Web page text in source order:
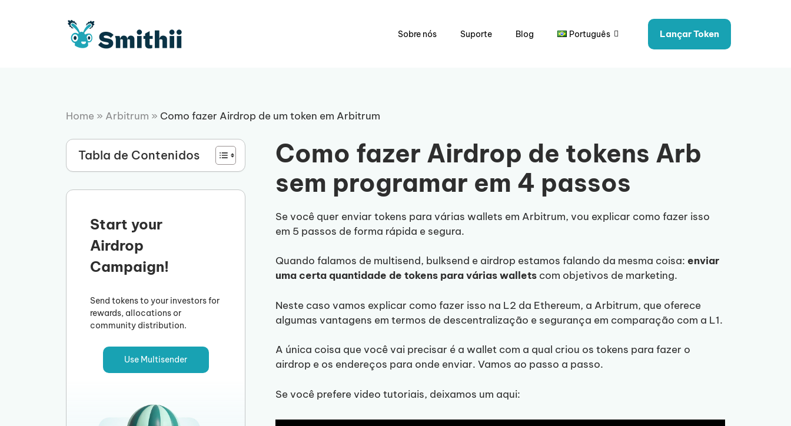
Sobre nós Suporte Blog Português Lançar Token
Home » Arbitrum » Como fazer Airdrop de um token em Arbitrum
Tabla de Contenidos
Start your
Airdrop
Campaign!
Send tokens to your investors for
rewards, allocations or
community distribution.
Use Multisender
Como fazer Airdrop de tokens Arb
sem programar em 4 passos
Se você quer enviar tokens para várias wallets em Arbitrum, vou explicar como fazer isso
em 5 passos de forma rápida e segura.
Quando falamos de multisend, bulksend e airdrop estamos falando da mesma coisa:enviar
uma certa quantidade de tokens para várias wallets com objetivos de marketing.
Neste caso vamos explicar como fazer isso na L2 da Ethereum, a Arbitrum, que oferece
algumas vantagens em termos de descentralização e segurança em comparação com a L1.
A única coisa que você vai precisar é a wallet com a qual criou os tokens para fazer o
airdrop e os endereços para onde enviar. Vamos ao passo a passo.
Se você prefere video tutoriais, deixamos um aqui: